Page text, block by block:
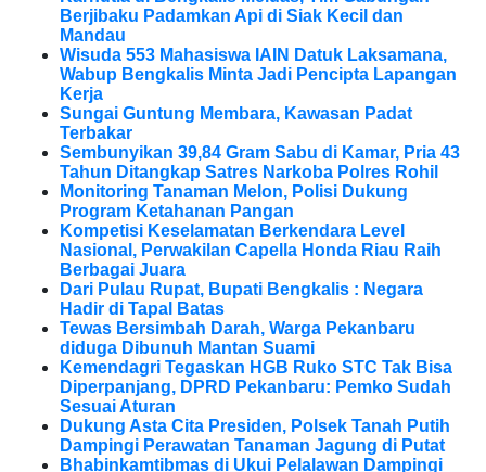
Berjibaku Padamkan Api di Siak Kecil dan
Mandau
Wisuda 553 Mahasiswa IAIN Datuk Laksamana,
Wabup Bengkalis Minta Jadi Pencipta Lapangan
Kerja
Sungai Guntung Membara, Kawasan Padat
Terbakar
Sembunyikan 39,84 Gram Sabu di Kamar, Pria 43
Tahun Ditangkap Satres Narkoba Polres Rohil
Monitoring Tanaman Melon, Polisi Dukung
Program Ketahanan Pangan
Kompetisi Keselamatan Berkendara Level
Nasional, Perwakilan Capella Honda Riau Raih
Berbagai Juara
Dari Pulau Rupat, Bupati Bengkalis : Negara
Hadir di Tapal Batas
Tewas Bersimbah Darah, Warga Pekanbaru
diduga Dibunuh Mantan Suami
Kemendagri Tegaskan HGB Ruko STC Tak Bisa
Diperpanjang, DPRD Pekanbaru: Pemko Sudah
Sesuai Aturan
Dukung Asta Cita Presiden, Polsek Tanah Putih
Dampingi Perawatan Tanaman Jagung di Putat
Bhabinkamtibmas di Ukui Pelalawan Dampingi